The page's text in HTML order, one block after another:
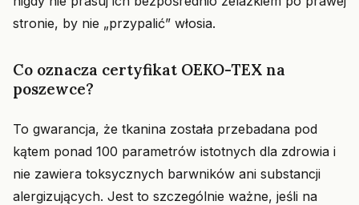
stronie, by nie „przypalić” włosia.
Co oznacza certyfikat OEKO-TEX na
poszewce?
To gwarancja, że tkanina została przebadana pod
kątem ponad 100 parametrów istotnych dla zdrowia i
nie zawiera toksycznych barwników ani substancji
alergizujących. Jest to szczególnie ważne, jeśli na